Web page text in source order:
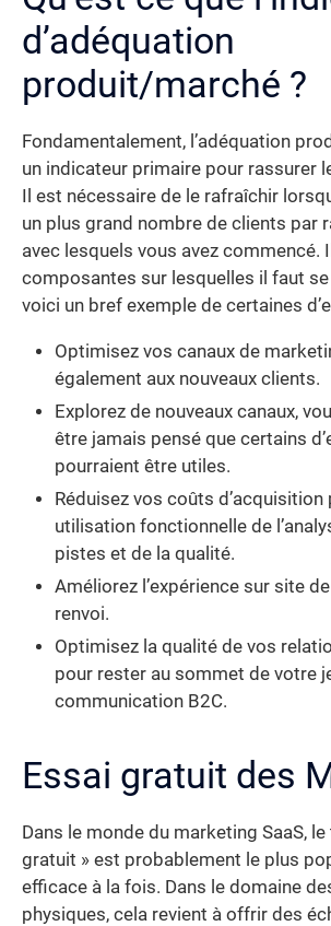
d’adéquation
produit/marché ?
Fondamentalement, l’adéquation
un indicateur primaire pour rassurer
Il est nécessaire de le rafraîchir
un plus grand nombre de clients par
avec lesquels vous avez commencé.
composantes sur lesquelles il faut
voici un bref exemple de certaines
Optimisez vos canaux de
également aux nouveaux clients.
Explorez de nouveaux canaux,
être jamais pensé que certains
pourraient être utiles.
Réduisez vos coûts d’acquisition
utilisation fonctionnelle de
pistes et de la qualité.
Améliorez l’expérience sur site
renvoi.
Optimisez la qualité de vos
pour rester au sommet de votre
communication B2C.
Essai gratuit des
Dans le monde du marketing SaaS,
gratuit » est probablement le plus
efficace à la fois. Dans le domaine
physiques, cela revient à offrir des